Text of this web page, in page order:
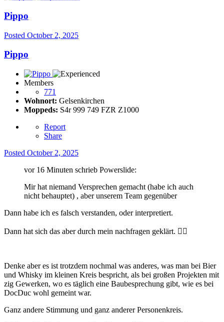
Pippo
Posted October 2, 2025
Pippo
Members
771
Wohnort: Gelsenkirchen
Moppeds: S4r 999 749 FZR Z1000
Report
Share
Posted October 2, 2025
vor 16 Minuten schrieb Powerslide:
Mir hat niemand Versprechen gemacht (habe ich auch
nicht behauptet) , aber unserem Team gegenüber
Dann habe ich es falsch verstanden, oder interpretiert.
Dann hat sich das aber durch mein nachfragen geklärt. 👍🏻
Denke aber es ist trotzdem nochmal was anderes, was man bei Bier
und Whisky im kleinen Kreis bespricht, als bei großen Projekten mit
zig Gewerken, wo es täglich eine Baubesprechung gibt, wie es bei
DocDuc wohl gemeint war.
Ganz andere Stimmung und ganz anderer Personenkreis.